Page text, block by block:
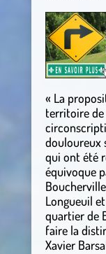
« La
territoire
douloureux
qui ont été
équivoque
Longueuil
quartier de
faire la
Xavier